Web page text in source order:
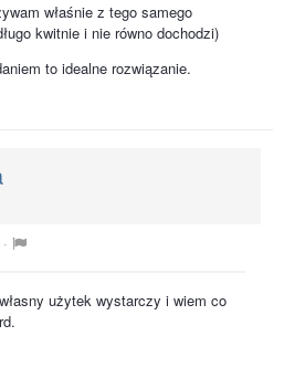
właśnie z tego samego
kwitnie i nie równo dochodzi)
to idealne rozwiązanie.
·
użytek wystarczy i wiem co